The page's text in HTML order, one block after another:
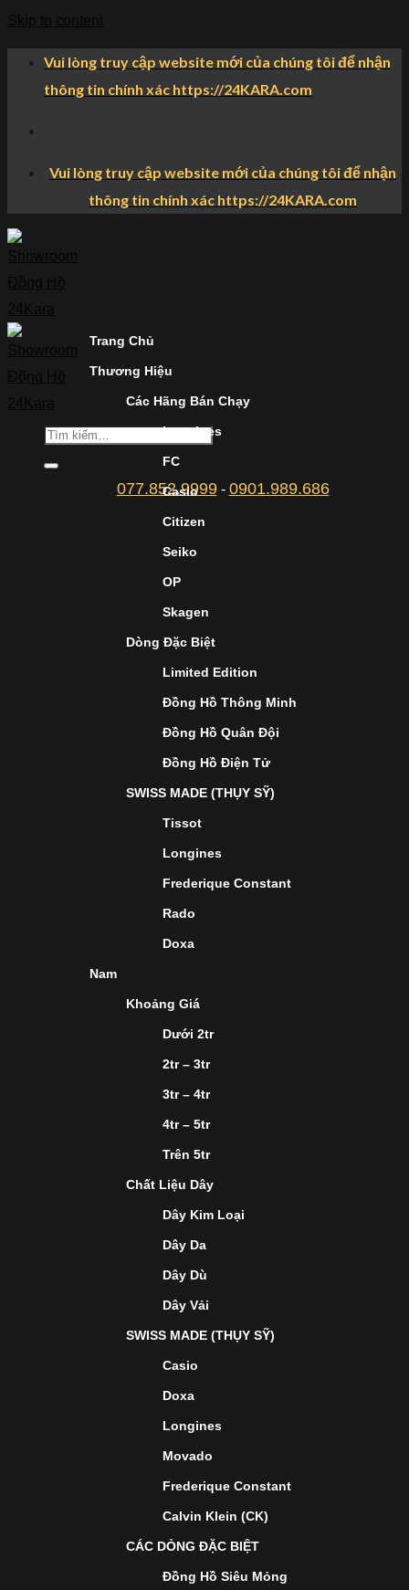
Vui lòng truy cập website mới của chúng tôi để nhận
thông tin chính xác https://24KARA.com
Vui lòng truy cập website mới của chúng tôi để nhận
thông tin chính xác https://24KARA.com
077.852.9999- 0901.989.686
Trang Chủ
Thương Hiệu
Các Hãng Bán Chạy
Longines
FC
Casio
Citizen
Seiko
OP
Skagen
Dòng Đặc Biệt
Limited Edition
Đồng Hồ Thông Minh
Đồng Hồ Quân Đội
Đồng Hồ Điện Tử
SWISS MADE (THỤY SỸ)
Tissot
Longines
Frederique Constant
Rado
Doxa
Nam
Khoảng Giá
Dưới 2tr
2tr – 3tr
3tr – 4tr
4tr – 5tr
Trên 5tr
Chất Liệu Dây
Dây Kim Loại
Dây Da
Dây Dù
Dây Vải
SWISS MADE (THỤY SỸ)
Casio
Doxa
Longines
Movado
Frederique Constant
Calvin Klein (CK)
CÁC DÒNG ĐẶC BIỆT
Đồng Hồ Siêu Mỏng